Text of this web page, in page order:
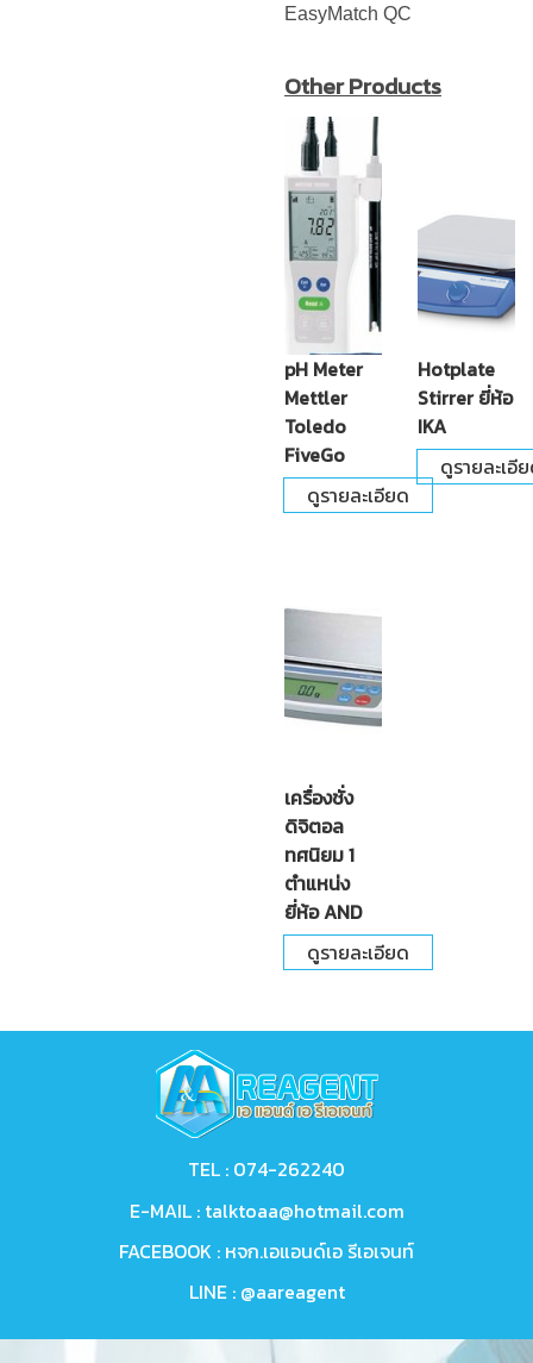
EasyMatch QC
Other Products
pH Meter
Mettler
Toledo
FiveGo
ดูรายละเอียด
Hotplate
Stirrer ยี่ห้อ
IKA
ดูรายละเอี
เครื่องชั่ง
ดิจิตอล
ทศนิยม 1
ตำแหน่ง
ยี่ห้อ AND
ดูรายละเอียด
TEL : 074-262240
E-MAIL : talktoaa@hotmail.com
FACEBOOK : หจก.เอแอนด์เอ รีเอเจนท์
LINE : @aareagent